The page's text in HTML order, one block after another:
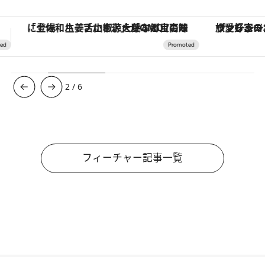
ヴァシュロン・コンスタンタン「オーヴァーシーズ・オートマティック」。旅愛好家のお気に入りコレクションから、ジェンダーレスな新作が登場 【夏限定ディナーコース】旬を
3 /6
フィーチャー記事一覧